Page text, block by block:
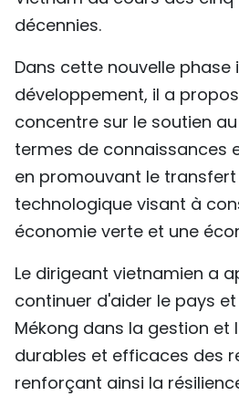
décennies.
Dans cette nouvelle
développement, il a
concentre sur le soutien
termes de connaissances
en promouvant le
technologique visant à
économie verte et une
Le dirigeant vietnamien a
continuer d'aider le pays
Mékong dans la gestion et
durables et efficaces des
renforçant ainsi la